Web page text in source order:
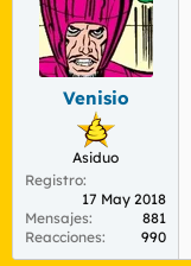
Venisio
Asiduo
Registro
17 May 2018
Mensajes
881
Reacciones
990